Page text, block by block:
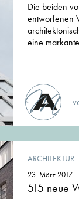
Die beiden
entworfenen
eine
ARCHITEKTUR
23. März 2017
515 neue